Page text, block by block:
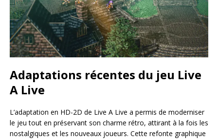
Adaptations récentes du jeu Live
A Live
L’adaptation en HD-2D de Live A Live a permis de moderniser
le jeu tout en préservant son charme rétro, attirant à la fois les
nostalgiques et les nouveaux joueurs. Cette refonte graphique